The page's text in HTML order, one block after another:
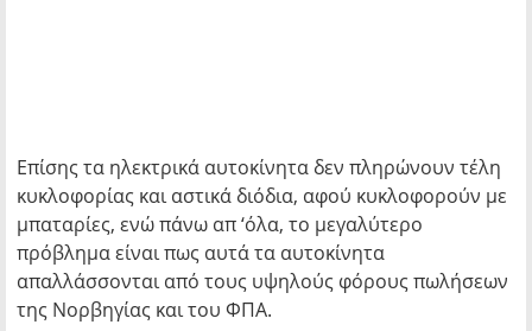
Επίσης τα ηλεκτρικά αυτοκίνητα δεν πληρώνουν τέλη
κυκλοφορίας και αστικά διόδια, αφού κυκλοφορούν με
μπαταρίες, ενώ πάνω απ ‘όλα, το μεγαλύτερο
πρόβλημα είναι πως αυτά τα αυτοκίνητα
απαλλάσσονται από τους υψηλούς φόρους πωλήσεων
της Νορβηγίας και του ΦΠΑ.